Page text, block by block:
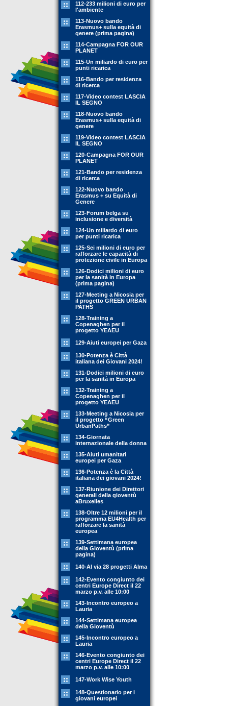
112-233 milioni di euro per
l'ambiente
113-Nuovo bando
Erasmus+ sulla equità di
genere (prima pagina)
114-Campagna FOR OUR
PLANET
115-Un miliardo di euro per
punti ricarica
116-Bando per residenza
di ricerca
117-Video contest LASCIA
IL SEGNO
118-Nuovo bando
Erasmus+ sulla equità di
genere
119-Video contest LASCIA
IL SEGNO
120-Campagna FOR OUR
PLANET
121-Bando per residenza
di ricerca
122-Nuovo bando
Erasmus + su Equità di
Genere
123-Forum belga su
inclusione e diversità
124-Un miliardo di euro
per punti ricarica
125-Sei milioni di euro per
rafforzare le capacità di
protezione civile in Europa
126-Dodici milioni di euro
per la sanità in Europa
(prima pagina)
127-Meeting a Nicosia per
il progetto GREEN URBAN
PATHS
128-Training a
Copenaghen per il
progetto YEAEU
129-Aiuti europei per Gaza
130-Potenza è Città
italiana dei Giovani 2024!
131-Dodici milioni di euro
per la sanità in Europa
132-Training a
Copenaghen per il
progetto YEAEU
133-Meeting a Nicosia per
il progetto “Green
UrbanPaths”
134-Giornata
internazionale della donna
135-Aiuti umanitari
europei per Gaza
136-Potenza è la Città
italiana dei giovani 2024!
137-Riunione dei Direttori
generali della gioventù
aBruxelles
138-Oltre 12 milioni per il
programma EU4Health per
rafforzare la sanità
europea
139-Settimana europea
della Gioventù (prima
pagina)
140-Al via 28 progetti Alma
142-Evento congiunto dei
centri Europe Direct il 22
marzo p.v. alle 10:00
143-Incontro europeo a
Lauria
144-Settimana europea
della Gioventù
145-Incontro europeo a
Lauria
146-Evento congiunto dei
centri Europe Direct il 22
marzo p.v. alle 10:00
147-Work Wise Youth
148-Questionario per i
giovani europei